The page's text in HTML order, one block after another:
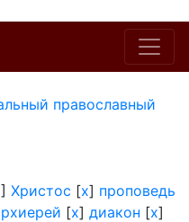
православный
] Христос [x] проповедь
[x] диакон [x]